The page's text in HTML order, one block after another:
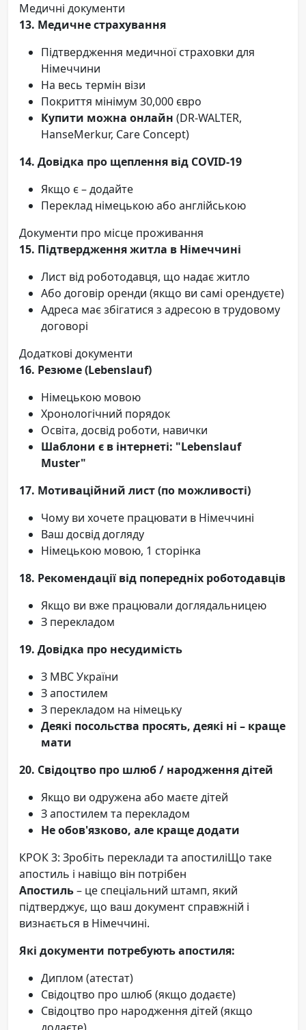
Медичні документи
13. Медичне страхування
Підтвердження медичної страховки для
Німеччини
На весь термін візи
Покриття мінімум 30,000 євро
Купити можна онлайн (DR-WALTER,
HanseMerkur, Care Concept)
14. Довідка про щеплення від COVID-19
Якщо є – додайте
Переклад німецькою або англійською
Документи про місце проживання
15. Підтвердження житла в Німеччині
Лист від роботодавця, що надає житло
Або договір оренди (якщо ви самі орендуєте)
Адреса має збігатися з адресою в трудовому
договорі
Додаткові документи
16. Резюме (Lebenslauf)
Німецькою мовою
Хронологічний порядок
Освіта, досвід роботи, навички
Шаблони є в інтернеті: "Lebenslauf
Muster"
17. Мотиваційний лист (по можливості)
Чому ви хочете працювати в Німеччині
Ваш досвід догляду
Німецькою мовою, 1 сторінка
18. Рекомендації від попередніх роботодавців
Якщо ви вже працювали доглядальницею
З перекладом
19. Довідка про несудимість
З МВС України
З апостилем
З перекладом на німецьку
Деякі посольства просять, деякі ні – краще
мати
20. Свідоцтво про шлюб / народження дітей
Якщо ви одружена або маєте дітей
З апостилем та перекладом
Не обов'язково, але краще додати
КРОК 3: Зробіть переклади та апостиліЩо таке
апостиль і навіщо він потрібен
Апостиль– це спеціальний штамп, який
підтверджує, що ваш документ справжній і
визнається в Німеччині.
Які документи потребують апостиля:
Диплом (атестат)
Свідоцтво про шлюб (якщо додаєте)
Свідоцтво про народження дітей (якщо